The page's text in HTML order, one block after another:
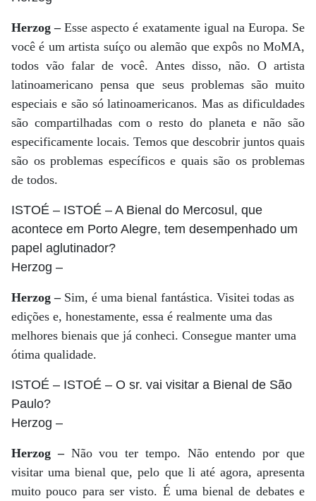
Herzog –Esse aspecto é exatamente igual na Europa. Se
você é um artista suíço ou alemão que expôs no MoMA,
todos vão falar de você. Antes disso, não. O artista
latinoamericano pensa que seus problemas são muito
especiais e são só latinoamericanos. Mas as dificuldades
são compartilhadas com o resto do planeta e não são
especificamente locais. Temos que descobrir juntos quais
são os problemas específicos e quais são os problemas
de todos.
ISTOÉ – ISTOÉ – A Bienal do Mercosul, que
acontece em Porto Alegre, tem desempenhado um
papel aglutinador?
Herzog –
Herzog –Sim, é uma bienal fantástica. Visitei todas as
edições e, honestamente, essa é realmente uma das
melhores bienais que já conheci. Consegue manter uma
ótima qualidade.
ISTOÉ – ISTOÉ – O sr. vai visitar a Bienal de São
Paulo?
Herzog –
Herzog –Não vou ter tempo. Não entendo por que
visitar uma bienal que, pelo que li até agora, apresenta
muito pouco para ser visto. É uma bienal de debates e